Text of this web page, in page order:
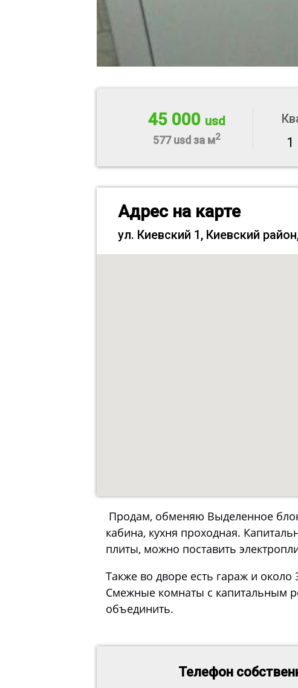
45 000 usd
577 usd за м2 1
Адрес на карте
ул. Киевский 1, Киевский
Продам, обменяю Выделенное
кабина, кухня проходная.
плиты, можно поставить
Также во дворе есть гараж и около
Смежные комнаты с капитальным
объединить.
Телефон